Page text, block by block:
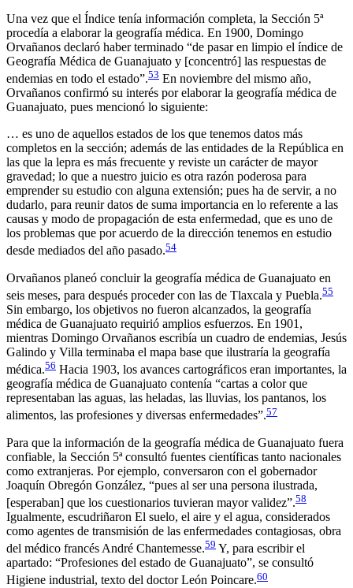
Una vez que el Índice tenía información completa, la Sección 5ª
procedía a elaborar la geografía médica. En 1900, Domingo
Orvañanos declaró haber terminado “de pasar en limpio el índice de
Geografía Médica de Guanajuato y [concentró] las respuestas de
endemias en todo el estado”.53 En noviembre del mismo año,
Orvañanos confirmó su interés por elaborar la geografía médica de
Guanajuato, pues mencionó lo siguiente:
… es uno de aquellos estados de los que tenemos datos más
completos en la sección; además de las entidades de la República en
las que la lepra es más frecuente y reviste un carácter de mayor
gravedad; lo que a nuestro juicio es otra razón poderosa para
emprender su estudio con alguna extensión; pues ha de servir, a no
dudarlo, para reunir datos de suma importancia en lo referente a las
causas y modo de propagación de esta enfermedad, que es uno de
los problemas que por acuerdo de la dirección tenemos en estudio
desde mediados del año pasado.54
Orvañanos planeó concluir la geografía médica de Guanajuato en
seis meses, para después proceder con las de Tlaxcala y Puebla.55
Sin embargo, los objetivos no fueron alcanzados, la geografía
médica de Guanajuato requirió amplios esfuerzos. En 1901,
mientras Domingo Orvañanos escribía un cuadro de endemias, Jesús
Galindo y Villa terminaba el mapa base que ilustraría la geografía
médica.56 Hacia 1903, los avances cartográficos eran importantes, la
geografía médica de Guanajuato contenía “cartas a color que
representaban las aguas, las heladas, las lluvias, los pantanos, los
alimentos, las profesiones y diversas enfermedades”.57
Para que la información de la geografía médica de Guanajuato fuera
confiable, la Sección 5ª consultó fuentes científicas tanto nacionales
como extranjeras. Por ejemplo, conversaron con el gobernador
Joaquín Obregón González, “pues al ser una persona ilustrada,
[esperaban] que los cuestionarios tuvieran mayor validez”.58
Igualmente, escudriñaron El suelo, el aire y el agua, considerados
como agentes de transmisión de las enfermedades contagiosas, obra
del médico francés André Chantemesse.59 Y, para escribir el
apartado: “Profesiones del estado de Guanajuato”, se consultó
Higiene industrial, texto del doctor León Poincare.60